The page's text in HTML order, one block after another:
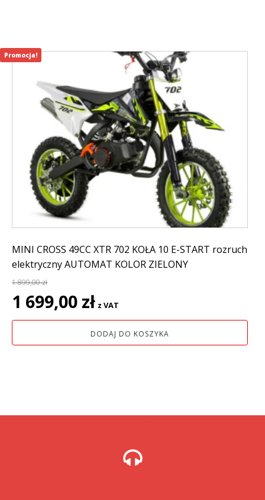
MINI CROSS 49CC XTR 702 KOŁA 10 E-START rozruch
elektryczny AUTOMAT KOLOR ZIELONY
1 899,00zł
Pierwotna
cena
wynosiła:
1 699,00 zł cena
wynosi:
1
z VAT
DODAJ DO KOSZYKA
Promocja!